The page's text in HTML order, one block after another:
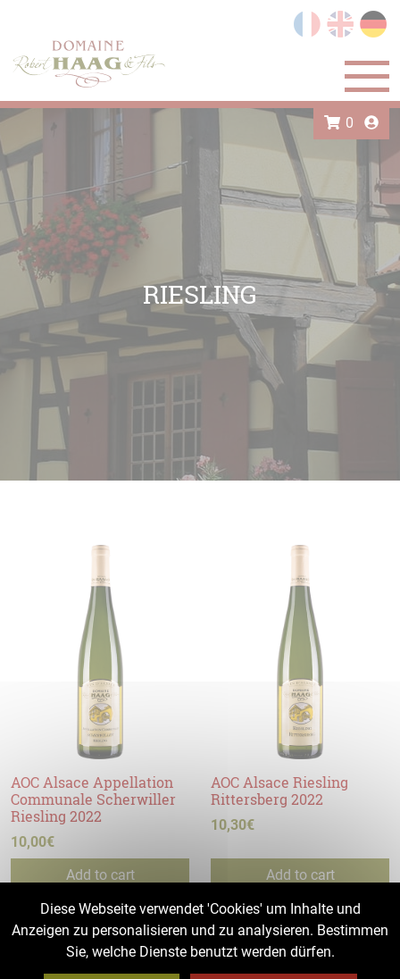
0
RIESLING
AOC Alsace Appellation
Communale Scherwiller
Riesling 2022
10,00€
Add to cart
AOC Alsace Riesling
Rittersberg 2022
10,30€
Add to cart
Diese Webseite verwendet 'Cookies' um Inhalte und
Anzeigen zu personalisieren und zu analysieren. Bestimmen
Sie, welche Dienste benutzt werden dürfen.